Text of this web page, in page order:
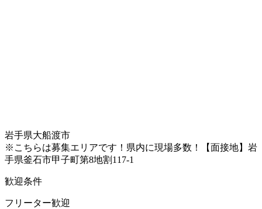
岩手県大船渡市
※こちらは募集エリアです！県内に現場多数！【面接地】岩
手県釜石市甲子町第8地割117-1
歓迎条件
フリーター歓迎